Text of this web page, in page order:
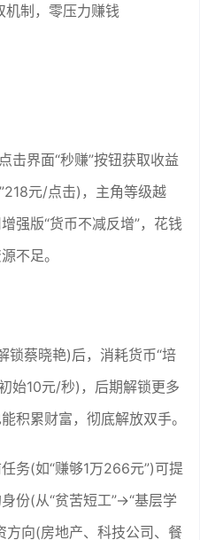
机制，零压力赚钱
击界面“秒赚”按钮获取收益
元/点击)，主角等级越
强版“货币不减反增”，花钱
不足。
锁蔡晓艳)后，消耗货币“培
始10元/秒)，后期解锁更多
积累财富，彻底解放双手。
务(如“赚够1万266元”)可提
份(从“贫苦短工”→“基层学
方向(房地产、科技公司、餐